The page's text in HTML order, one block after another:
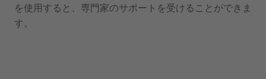
を使用すると、専門家のサポートを受けることができま
す。